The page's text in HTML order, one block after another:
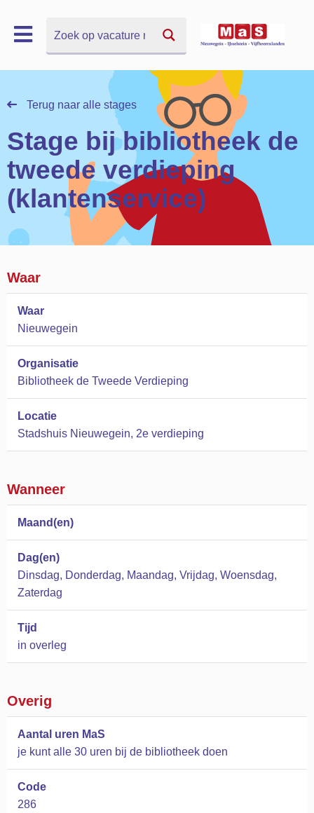
Terug naar alle stages
Stage bij bibliotheek de
tweede verdieping
(klantenservice)
Waar
Waar
Nieuwegein
Organisatie
Bibliotheek de Tweede Verdieping
Locatie
Stadshuis Nieuwegein, 2e verdieping
Wanneer
Maand(en)
Dag(en)
Dinsdag, Donderdag, Maandag, Vrijdag, Woensdag,
Zaterdag
Tijd
in overleg
Overig
Aantal uren MaS
je kunt alle 30 uren bij de bibliotheek doen
Code
286